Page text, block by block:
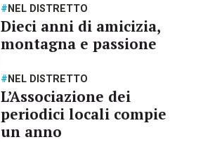
# NEL DISTRETTO
Dieci anni di amicizia,
montagna e passione
# NEL DISTRETTO
L’Associazione dei
periodici locali compie
un anno